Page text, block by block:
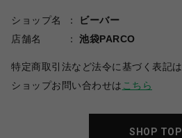
ショップ名
ビーバー
店舗名
池袋PARCO
特定商取引法など法令に基づく表記は
ショップお問い合わせは こちら
SHOP TOP